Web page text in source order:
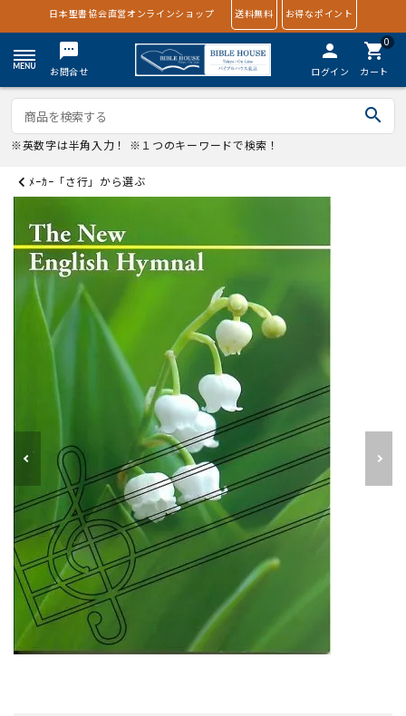
日本聖書協会直営オンラインショップ 送料無料 お得なポイント
textsms
お問合せ
person
ログイン
0
shopping_cart
カート
search
※英数字は半角入力！ ※１つのキーワードで検索！
ﾒｰｶｰ「さ行」から選ぶ